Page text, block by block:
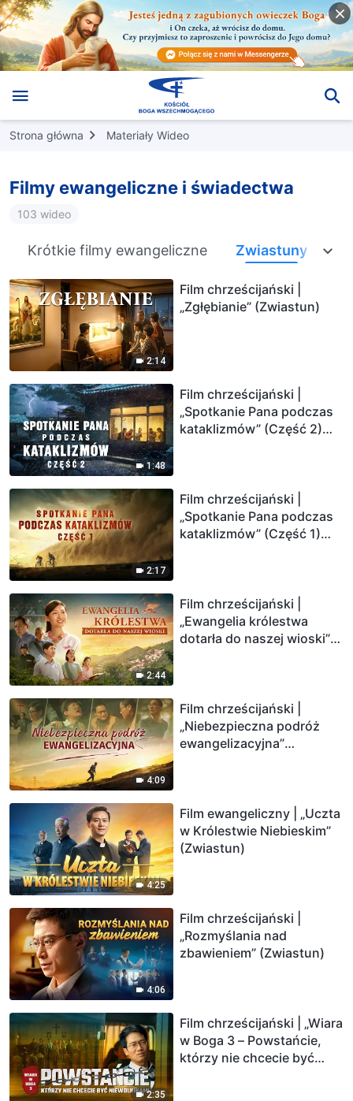
Strona główna Materiały Wideo
Filmy ewangeliczne i świadectwa
103 wideo
Krótkie filmy ewangeliczne Zwiastuny
2:14
Film chrześcijański |
„Zgłębianie” (Zwiastun)
1:48
Film chrześcijański |
„Spotkanie Pana podczas
kataklizmów” (Część 2)
2:17
Film chrześcijański |
„Spotkanie Pana podczas
kataklizmów” (Część 1)
2:44
Film chrześcijański |
„Ewangelia królestwa
dotarła do naszej wioski”
4:09
Film chrześcijański |
„Niebezpieczna podróż
ewangelizacyjna”
4:25
Film ewangeliczny | „Uczta
w Królestwie Niebieskim”
(Zwiastun)
4:06
Film chrześcijański |
„Rozmyślania nad
zbawieniem” (Zwiastun)
2:35
Film chrześcijański | „Wiara
w Boga 3 – Powstańcie,
którzy nie chcecie być